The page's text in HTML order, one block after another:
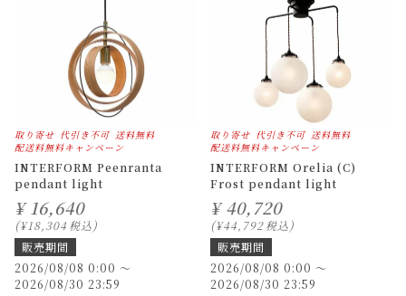
取り寄せ 代引き不可 送料無料
配送料無料キャンペーン
INTERFORM Peenranta
pendant light
¥ 16,640
¥18,304 税込
販売期間
2026/08/08 0:00 〜
2026/08/30 23:59
取り寄せ 代引き不可 送料無料
配送料無料キャンペーン
INTERFORM Orelia (C)
Frost pendant light
¥ 40,720
¥44,792税込
販売期間
2026/08/08 0:00 〜
2026/08/30 23:59